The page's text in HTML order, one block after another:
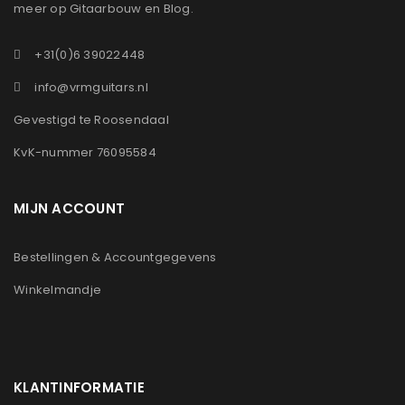
meer op Gitaarbouw en Blog.
+31(0)6 39022448
info@vrmguitars.nl
Gevestigd te Roosendaal
KvK-nummer 76095584
MIJN ACCOUNT
Bestellingen & Accountgegevens
Winkelmandje
KLANTINFORMATIE